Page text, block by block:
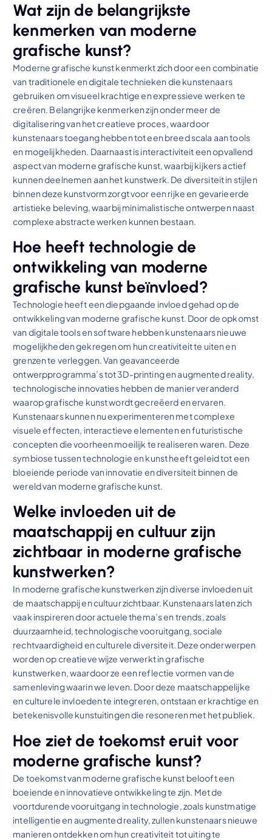
Wat zijn de belangrijkste
kenmerken van moderne
grafische kunst?
Moderne grafische kunst kenmerkt zich door een combinatie
van traditionele en digitale technieken die kunstenaars
gebruiken om visueel krachtige en expressieve werken te
creëren. Belangrijke kenmerken zijn onder meer de
digitalisering van het creatieve proces, waardoor
kunstenaars toegang hebben tot een breed scala aan tools
en mogelijkheden. Daarnaast is interactiviteit een opvallend
aspect van moderne grafische kunst, waarbij kijkers actief
kunnen deelnemen aan het kunstwerk. De diversiteit in stijlen
binnen deze kunstvorm zorgt voor een rijke en gevarieerde
artistieke beleving, waarbij minimalistische ontwerpen naast
complexe abstracte werken kunnen bestaan.
Hoe heeft technologie de
ontwikkeling van moderne
grafische kunst beïnvloed?
Technologie heeft een diepgaande invloed gehad op de
ontwikkeling van moderne grafische kunst. Door de opkomst
van digitale tools en software hebben kunstenaars nieuwe
mogelijkheden gekregen om hun creativiteit te uiten en
grenzen te verleggen. Van geavanceerde
ontwerpprogramma’s tot 3D-printing en augmented reality,
technologische innovaties hebben de manier veranderd
waarop grafische kunst wordt gecreëerd en ervaren.
Kunstenaars kunnen nu experimenteren met complexe
visuele effecten, interactieve elementen en futuristische
concepten die voorheen moeilijk te realiseren waren. Deze
symbiose tussen technologie en kunst heeft geleid tot een
bloeiende periode van innovatie en diversiteit binnen de
wereld van moderne grafische kunst.
Welke invloeden uit de
maatschappij en cultuur zijn
zichtbaar in moderne grafische
kunstwerken?
In moderne grafische kunstwerken zijn diverse invloeden uit
de maatschappij en cultuur zichtbaar. Kunstenaars laten zich
vaak inspireren door actuele thema’s en trends, zoals
duurzaamheid, technologische vooruitgang, sociale
rechtvaardigheid en culturele diversiteit. Deze onderwerpen
worden op creatieve wijze verwerkt in grafische
kunstwerken, waardoor ze een reflectie vormen van de
samenleving waarin we leven. Door deze maatschappelijke
en culturele invloeden te integreren, ontstaan er krachtige en
betekenisvolle kunstuitingen die resoneren met het publiek.
Hoe ziet de toekomst eruit voor
moderne grafische kunst?
De toekomst van moderne grafische kunst belooft een
boeiende en innovatieve ontwikkeling te zijn. Met de
voortdurende vooruitgang in technologie, zoals kunstmatige
intelligentie en augmented reality, zullen kunstenaars nieuwe
manieren ontdekken om hun creativiteit tot uiting te